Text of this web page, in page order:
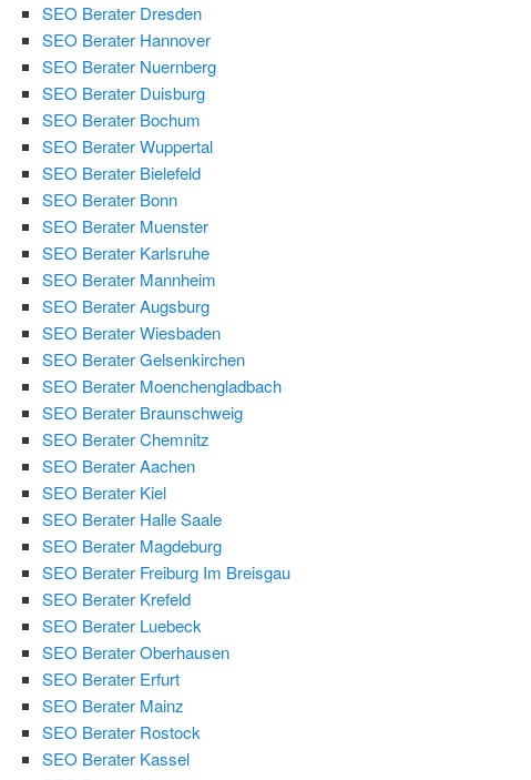
SEO Berater Dresden
SEO Berater Hannover
SEO Berater Nuernberg
SEO Berater Duisburg
SEO Berater Bochum
SEO Berater Wuppertal
SEO Berater Bielefeld
SEO Berater Bonn
SEO Berater Muenster
SEO Berater Karlsruhe
SEO Berater Mannheim
SEO Berater Augsburg
SEO Berater Wiesbaden
SEO Berater Gelsenkirchen
SEO Berater Moenchengladbach
SEO Berater Braunschweig
SEO Berater Chemnitz
SEO Berater Aachen
SEO Berater Kiel
SEO Berater Halle Saale
SEO Berater Magdeburg
SEO Berater Freiburg Im Breisgau
SEO Berater Krefeld
SEO Berater Luebeck
SEO Berater Oberhausen
SEO Berater Erfurt
SEO Berater Mainz
SEO Berater Rostock
SEO Berater Kassel